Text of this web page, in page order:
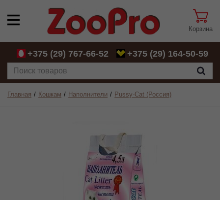
Корзина
+375 (29) 767-66-52 +375 (29) 164-50-59
Главная Кошкам Наполнители Pussy-Cat (Россия)